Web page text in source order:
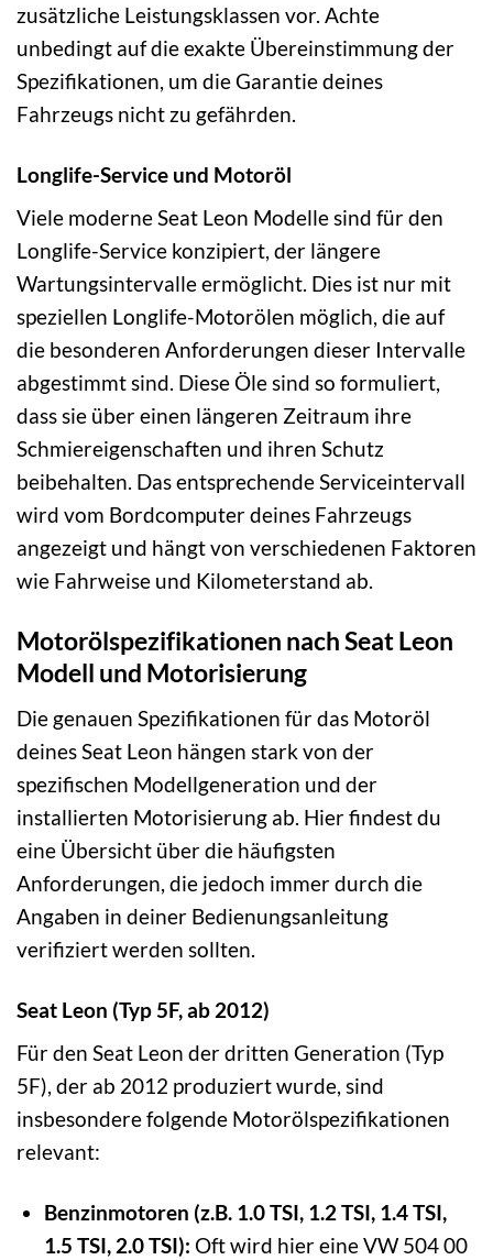
zusätzliche Leistungsklassen vor. Achte
unbedingt auf die exakte Übereinstimmung der
Spezifikationen, um die Garantie deines
Fahrzeugs nicht zu gefährden.
Longlife-Service und Motoröl
Viele moderne Seat Leon Modelle sind für den
Longlife-Service konzipiert, der längere
Wartungsintervalle ermöglicht. Dies ist nur mit
speziellen Longlife-Motorölen möglich, die auf
die besonderen Anforderungen dieser Intervalle
abgestimmt sind. Diese Öle sind so formuliert,
dass sie über einen längeren Zeitraum ihre
Schmiereigenschaften und ihren Schutz
beibehalten. Das entsprechende Serviceintervall
wird vom Bordcomputer deines Fahrzeugs
angezeigt und hängt von verschiedenen Faktoren
wie Fahrweise und Kilometerstand ab.
Motorölspezifikationen nach Seat Leon
Modell und Motorisierung
Die genauen Spezifikationen für das Motoröl
deines Seat Leon hängen stark von der
spezifischen Modellgeneration und der
installierten Motorisierung ab. Hier findest du
eine Übersicht über die häufigsten
Anforderungen, die jedoch immer durch die
Angaben in deiner Bedienungsanleitung
verifiziert werden sollten.
Seat Leon (Typ 5F, ab 2012)
Für den Seat Leon der dritten Generation (Typ
5F), der ab 2012 produziert wurde, sind
insbesondere folgende Motorölspezifikationen
relevant:
Benzinmotoren (z.B. 1.0 TSI, 1.2 TSI, 1.4 TSI,
1.5 TSI, 2.0 TSI): Oft wird hier eine VW 504 00